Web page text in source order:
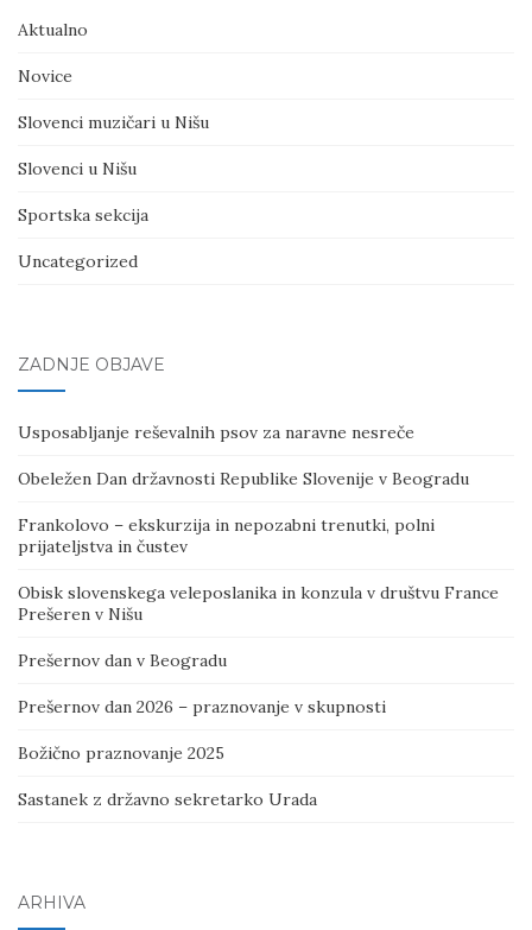
Aktualno
Novice
Slovenci muzičari u Nišu
Slovenci u Nišu
Sportska sekcija
Uncategorized
ZADNJE OBJAVE
Usposabljanje reševalnih psov za naravne nesreče
Obeležen Dan državnosti Republike Slovenije v Beogradu
Frankolovo – ekskurzija in nepozabni trenutki, polni
prijateljstva in čustev
Obisk slovenskega veleposlanika in konzula v društvu France
Prešeren v Nišu
Prešernov dan v Beogradu
Prešernov dan 2026 – praznovanje v skupnosti
Božično praznovanje 2025
Sastanek z državno sekretarko Urada
ARHIVA